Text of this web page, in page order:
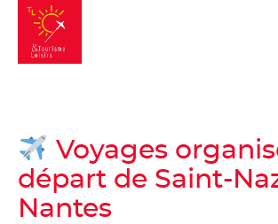
Tourisme et Loisirs
Voyages
départ de Saint-
Nantes